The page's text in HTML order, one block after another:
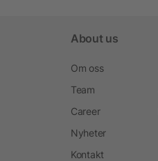
About us
Om oss
Team
Career
Nyheter
Kontakt